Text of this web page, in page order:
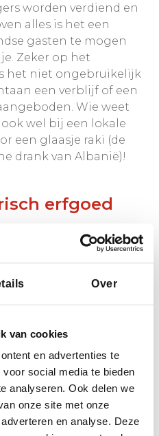
Over
van cookies
en advertenties te
social media te bieden
analyseren. Ook delen we
onze site met onze
en analyse. Deze
worden verdiend en
alles is het een
gasten te mogen
Zeker op het
het niet ongebruikelijk
een verblijf of een
Wie weet
wel bij een lokale
een glaasje raki (de
drank van Albanië)!
erfgoed